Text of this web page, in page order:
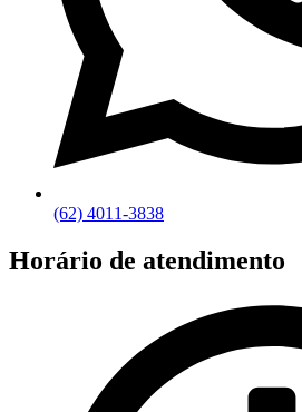
(62) 4011-3838
Horário de atendimento